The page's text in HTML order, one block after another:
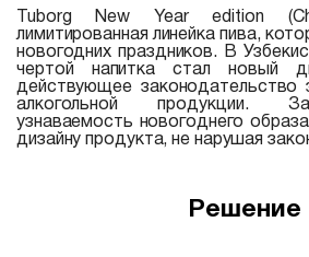
Tuborg New Year edition
лимитированная линейка пива,
новогодних праздников. В
чертой напитка стал новый
действующее законодательство
алкогольной продукции.
узнаваемость новогоднего
дизайну продукта, не нарушая
Решение